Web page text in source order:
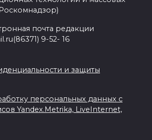
почта редакции
9-52- 16
и защиты
персональных данных с
Yandex.Metrika, LiveInternet,